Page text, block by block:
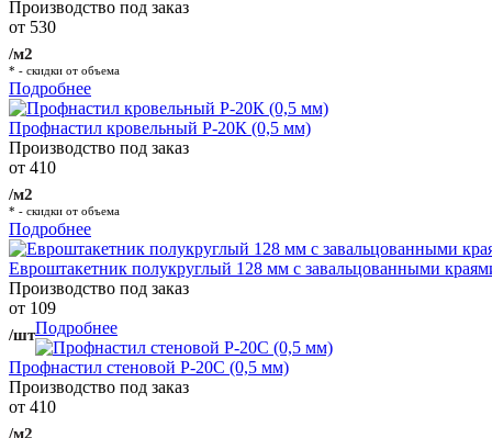
Производство под заказ
от 530
/м2
* - скидки от объема
Подробнее
Профнастил кровельный Р-20К (0,5 мм)
Производство под заказ
от 410
/м2
* - скидки от объема
Подробнее
Евроштакетник полукруглый 128 мм с завальцованными
Производство под заказ
от 109
/штПодробнее
Профнастил стеновой Р-20С (0,5 мм)
Производство под заказ
от 410
/м2